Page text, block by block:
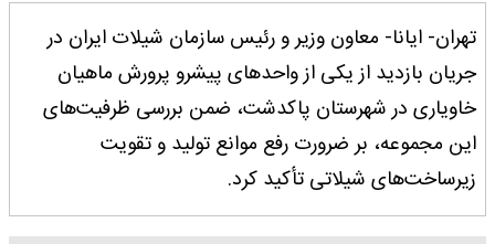
تهران- ایانا- معاون وزیر و رئیس سازمان شیلات ایران در
جریان بازدید از یکی از واحدهای پیشرو پرورش ماهیان
خاویاری در شهرستان پاکدشت، ضمن بررسی ظرفیت‌های
این مجموعه، بر ضرورت رفع موانع تولید و تقویت
زیرساخت‌های شیلاتی تأکید کرد.